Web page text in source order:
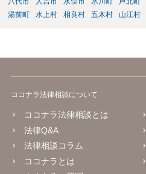
湯前町
水上村 相良村 五木村 山江村
ココナラ法律相談について
ココナラ法律相談とは
法律Q&A
法律相談コラム
ココナラとは